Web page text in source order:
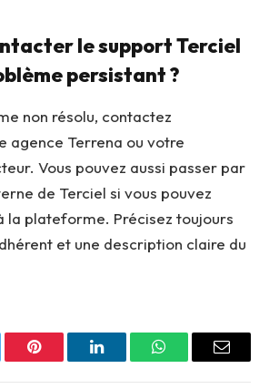
le support Terciel
persistant ?
non résolu, contactez
agence Terrena ou votre
Vous pouvez aussi passer par
de Terciel si vous pouvez
la plateforme. Précisez toujours
et une description claire du
Pinterest LinkedInWhatsAppEmail